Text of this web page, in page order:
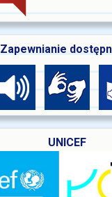
Zapewnianie
UNICEF